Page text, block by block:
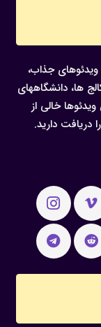
جذاب،
ها، دانشگاههای
خالی از
دریافت دارید.